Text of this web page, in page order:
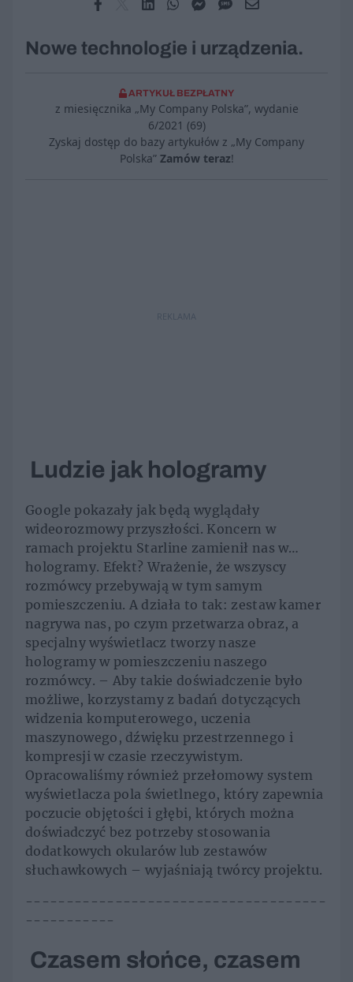
Nowe technologie i urządzenia.
ARTYKUŁ BEZPŁATNY
z miesięcznika „My Company Polska”, wydanie
6/2021 (69)
Zyskaj dostęp do bazy artykułów z „My Company
Polska” Zamów teraz!
REKLAMA
Ludzie jak hologramy
Google pokazały jak będą wyglądały
wideorozmowy przyszłości. Koncern w
ramach projektu Starline zamienił nas w…
hologramy. Efekt? Wrażenie, że wszyscy
rozmówcy przebywają w tym samym
pomieszczeniu. A działa to tak: zestaw kamer
nagrywa nas, po czym przetwarza obraz, a
specjalny wyświetlacz tworzy nasze
hologramy w pomieszczeniu naszego
rozmówcy. – Aby takie doświadczenie było
możliwe, korzystamy z badań dotyczących
widzenia komputerowego, uczenia
maszynowego, dźwięku przestrzennego i
kompresji w czasie rzeczywistym.
Opracowaliśmy również przełomowy system
wyświetlacza pola świetlnego, który zapewnia
poczucie objętości i głębi, których można
doświadczyć bez potrzeby stosowania
dodatkowych okularów lub zestawów
słuchawkowych – wyjaśniają twórcy projektu.
-------------------------------------
-----------
Czasem słońce, czasem